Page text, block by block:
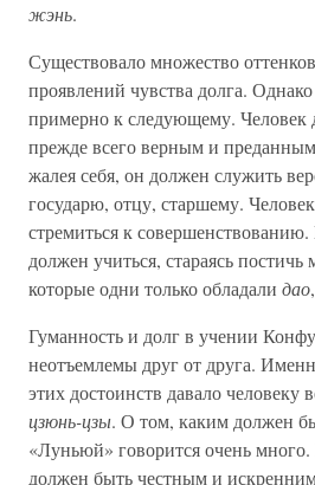
жэнь.
Существовало множество
проявлений чувства долга.
примерно к следующему. Человек
прежде всего верным и
жалея себя, он должен служить
государю, отцу, старшему. Человек
стремиться к
должен учиться, стараясь постичь
которые одни только обладали дао
Гуманность и долг в учении
неотъемлемы друг от друга.
этих достоинств давало человеку
цзюнь-цзы. О том, каким должен
«Луньюй» говорится очень
должен быть честным и